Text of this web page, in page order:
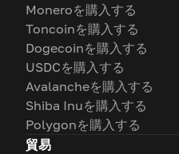
Moneroを購入する
Toncoinを購入する
Dogecoinを購入する
USDCを購入する
Avalancheを購入する
Shiba Inuを購入する
Polygonを購入する
貿易